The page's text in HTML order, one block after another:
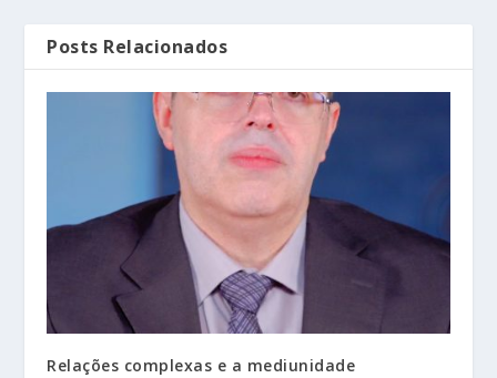
Posts Relacionados
Relações complexas e a mediunidade